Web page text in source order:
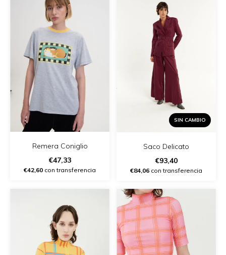
Remera Coniglio
€47,33
€42,60 con transferencia
SIN CAMBIO
Saco Delicato
€93,40
€84,06 con transferencia